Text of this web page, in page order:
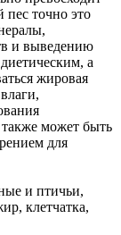
пес точно это
и выведению
а
жировая
может быть
для
и птичьи,
клетчатка,